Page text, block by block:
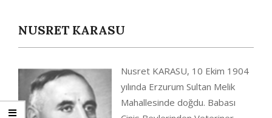
NUSRET KARASU
Nusret KARASU, 10 Ekim 1904
yılında Erzurum Sultan Melik
Mahallesinde doğdu. Babası